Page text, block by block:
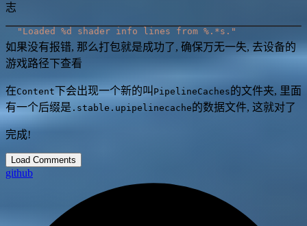
志
"Loaded %d shader info lines from %.*s."
如果没有报错, 那么打包就是成功了, 确保万无一失, 去设备的
游戏路径下查看
在Content 下会出现一个新的叫 PipelineCaches 的文件夹, 里面
有一个后缀是 .stable.upipelinecache 的数据文件, 这就对了
完成!
Load Comments
github